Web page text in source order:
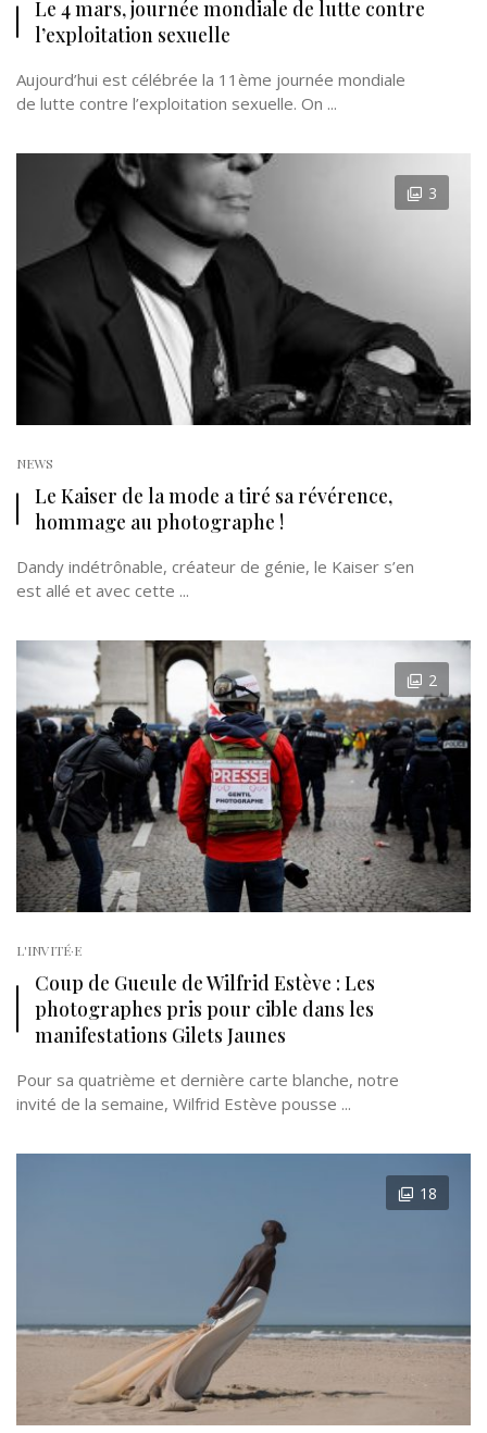
Le 4 mars, journée mondiale de lutte contre
l’exploitation sexuelle
Aujourd’hui est célébrée la 11ème journée mondiale
de lutte contre l’exploitation sexuelle. On ...
3
NEWS
Le Kaiser de la mode a tiré sa révérence,
hommage au photographe !
Dandy indétrônable, créateur de génie, le Kaiser s’en
est allé et avec cette ...
2
L'INVITÉ·E
Coup de Gueule de Wilfrid Estève : Les
photographes pris pour cible dans les
manifestations Gilets Jaunes
Pour sa quatrième et dernière carte blanche, notre
invité de la semaine, Wilfrid Estève pousse ...
18